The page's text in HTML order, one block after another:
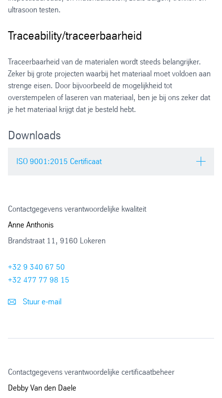
ultrasoon testen.
Traceability/traceerbaarheid
Traceerbaarheid van de materialen wordt steeds belangrijker.
Zeker bij grote projecten waarbij het materiaal moet voldoen aan
strenge eisen. Door bijvoorbeeld de mogelijkheid tot
overstempelen of laseren van materiaal, ben je bij ons zeker dat
je het materiaal krijgt dat je besteld hebt.
Downloads
ISO 9001:2015 Certificaat
bedrijfsprocessen continu geoptimaliseerd worden om
de dienstverlening te verbeteren. Zo garanderen wij
kwaliteit en continuïteit te leveren vanuit de gehele
Contactgegevens verantwoordelijke kwaliteit
Anne Anthonis
Brandstraat 11, 9160 Lokeren
+32 9 340 67 50
+32 477 77 98 15
Stuur e-mail
Contactgegevens verantwoordelijke certificaatbeheer
Debby Van den Daele